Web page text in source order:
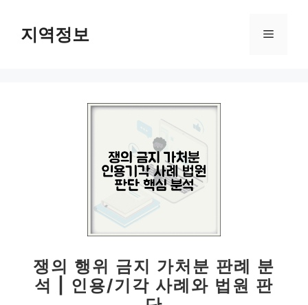
지역정보 메
쟁의 행위 금지 가처분 판례 분
석 | 인용/기각 사례와 법원 판